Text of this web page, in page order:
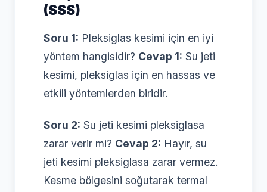
(SSS)
Soru 1: Pleksiglas kesimi için en iyi
yöntem hangisidir? Cevap 1: Su jeti
kesimi, pleksiglas için en hassas ve
etkili yöntemlerden biridir.
Soru 2: Su jeti kesimi pleksiglasa
zarar verir mi? Cevap 2: Hayır, su
jeti kesimi pleksiglasa zarar vermez.
Kesme bölgesini soğutarak termal